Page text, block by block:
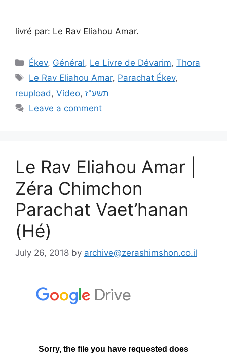
livré par: Le Rav Eliahou Amar.
Ékev, Général, Le Livre de Dévarim,Thora
Le Rav Eliahou Amar, Parachat Ékev,
reupload , Video, תשע"ז
Leave a comment
Le Rav Eliahou Amar |
Zéra Chimchon
Parachat Vaet’hanan
(Hé)
July 26, 2018 by archive@zerashimshon.co.il